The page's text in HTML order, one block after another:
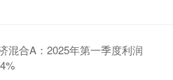
混合A：2025年第一季度利润